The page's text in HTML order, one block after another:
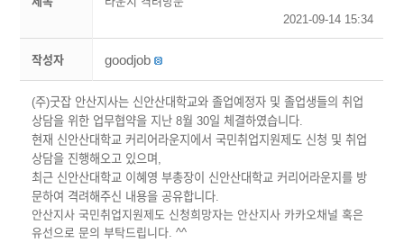
2021-09-14 15:34
작성자 goodjob
​(주)굿잡 안산지사는 신안산대학교와 졸업예정자 및 졸업생들의 취업
상담을 위한 업무협약을 지난 8월 30일 체결하였습니다.
현재 신안산대학교 커리어라운지에서 국민취업지원제도 신청 및 취업
상담을 진행해오고 있으며,
최근 신안산대학교 이혜영 부총장이 신안산대학교 커리어라운지를 방
문하여 격려해주신 내용을 공유합니다.
안산지사 국민취업지원제도 신청희망자는 안산지사 카카오채널 혹은
유선으로 문의 부탁드립니다. ^^